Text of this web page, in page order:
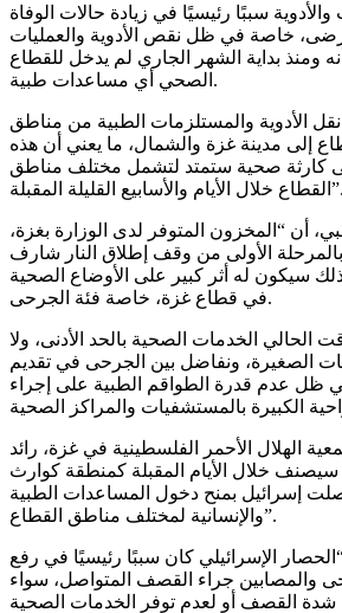
سببًا رئيسيًا في زيادة حالات الوفاة
خاصة في ظل نقص الأدوية والعمليات
أنه ومنذ بداية الشهر الجاري لم يدخل للقطاع
الصحي أي مساعدات طبية.
نقل الأدوية والمستلزمات الطبية من مناطق
إلى مدينة غزة والشمال، ما يعني أن هذه
كارثة صحية ستمتد لتشمل مختلف مناطق
القطاع خلال الأيام والأسابيع القليلة المقبلة”.
أن “المخزون المتوفر لدى الوزارة بغزة،
الأولى من وقف إطلاق النار شارف
ذلك سيكون له أثر كبير على الأوضاع الصحية
في قطاع غزة، خاصة فئة الجرحى.
الحالي الخدمات الصحية بالحد الأدنى، ولا
الصغيرة، ونفاضل بين الجرحى في تقديم
ظل عدم قدرة الطواقم الطبية على إجراء
الهلال الأحمر الفلسطينية في غزة، رائد
سيصنف خلال الأيام المقبلة كمنطقة كوارث
إسرائيل بمنح دخول المساعدات الطبية
والإنسانية لمختلف مناطق القطاع”.
الإسرائيلي كان سببًا رئيسيًا في رفع
والمصابين جراء القصف المتواصل، سواء